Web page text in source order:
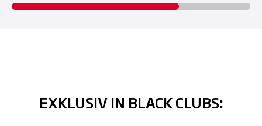
EXKLUSIV IN BLACK CLUBS: